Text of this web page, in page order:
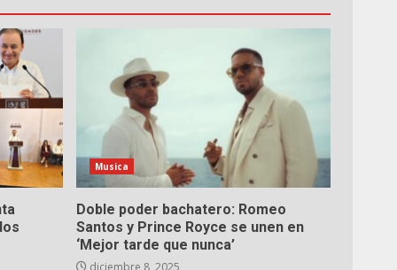
Musica
Doble poder bachatero: Romeo
Santos y Prince Royce se unen en
‘Mejor tarde que nunca’